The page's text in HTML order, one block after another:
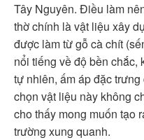
Tây Nguyên. Điều làm
thờ chính là vật liệu xây
được làm từ gỗ cà chít
nổi tiếng về độ bền chắc,
tự nhiên, ấm áp đặc
chọn vật liệu này không
cho thấy mong muốn tạo
trường xung quanh.